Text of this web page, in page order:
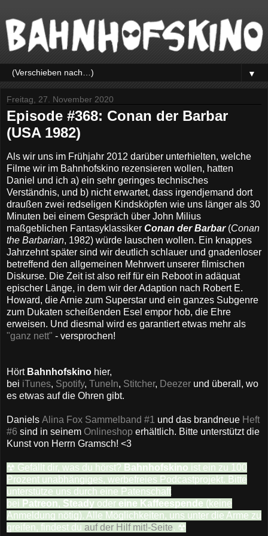
▼
Freitag, 27. November 2020
Episode #368: Conan der Barbar
(USA 1982)
Als wir uns im Frühjahr 2012 darüber unterhielten, welche
Filme wir im Bahnhofskino rezensieren wollen, hatten
Daniel und ich a) ein sehr geringes technisches
Verständnis, und b) nicht erwartet, dass irgendjemand dort
draußen zwei redseligen Kindsköpfen wie uns länger als 30
Minuten bei einem Gespräch über John Milius
maßgeblichen Fantasyklassiker Conan der Barbar(Conan
the Barbarian, 1982) würde lauschen wollen. Ein knappes
Jahrzehnt später sind wir deutlich schlauer und gnadenloser
betreffend den allgemeinen Mehrwert unserer filmischen
Diskurse. Die Zeit ist also reif für ein Reboot in adäquat
epischer Länge, in dem wir der Adaption nach Robert E.
Howard, die Arnie zum Superstar und ein ganzes Subgenre
zum Dukaten scheißenden Esel empor hob, die Ehre
erweisen. Und diesmal wird es garantiert etwas mehr als
"ganz nett" - versprochen!
Hört Bahnhofskino hier,
bei iTunes, Spotify, TuneIn, Stitcher, Deezer und überall, wo
es etwas auf die Ohren gibt.
Daniels Alina Fox Sammelband #1 und das brandneue Heft
#6 sind in seinem Onlineshop erhältlich. Bitte unterstützt die
Kunst von Herrn Gramsch! <3
☢ Gefällt dir, was du hörst? Bahnhofskino ist ein zu 100
Prozent unabhängiges, werbefreies Podcastprojekt. Bitte
unterstütze uns durch eine Patenschaft
bei Patreon, Steady oder eine Kaffeespende (keine
Anmeldung nötig). Alle Möglichkeiten, uns unter die Arme zu
greifen, findest du auf der Hilf mit!-Seite. ☢